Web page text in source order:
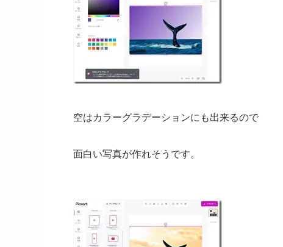
空はカラーグラデーションにも出来るので
面白い写真が作れそうです。